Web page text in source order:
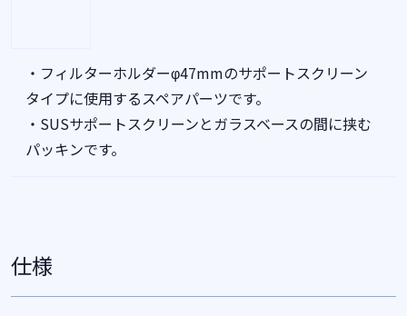
・フィルターホルダーφ47mmのサポートスクリーン
タイプに使用するスペアパーツです。
・SUSサポートスクリーンとガラスベースの間に挟む
パッキンです。
仕様